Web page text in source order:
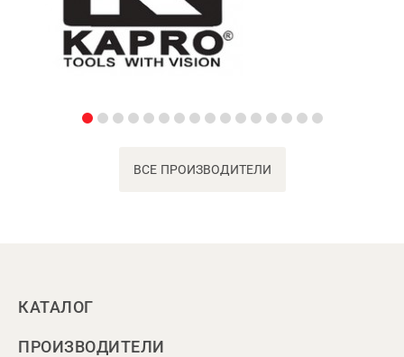
ВСЕ ПРОИЗВОДИТЕЛИ
КАТАЛОГ
ПРОИЗВОДИТЕЛИ